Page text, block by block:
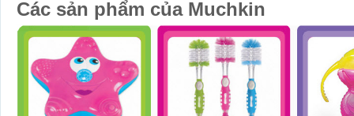
Các sản phẩm của Muchkin